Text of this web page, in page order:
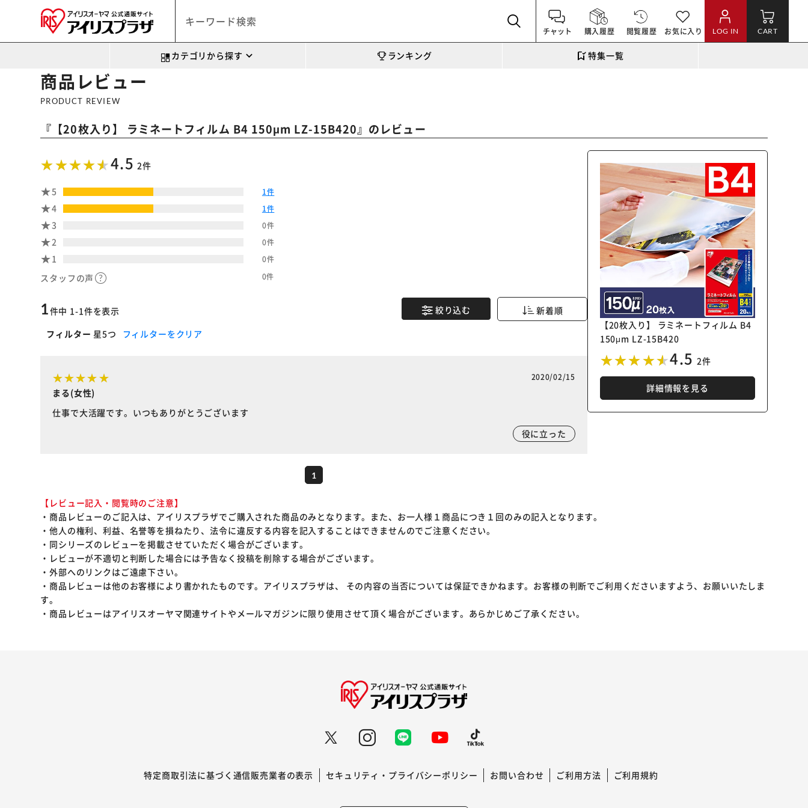
チャット 購入履歴 閲覧履歴 お気に入り LOG IN CART
カテゴリから探す ランキング 特集一覧
商品レビュー
PRODUCT REVIEW
『 【20枚入り】 ラミネートフィルム B4 150μm LZ-15B420』のレビュー
【20枚入り】 ラミネートフィルム B4
150μm LZ-15B420
4.5 2件
詳細情報を見る
4.5 2件
5 1件
4 1件
3 0件
2 0件
1 0件
スタッフの声 0件
絞り込む 新着順
1件中 1-1件を表示
フィルター 星5つ フィルターをクリア
2020/02/15
まる(女性)
仕事で大活躍です。いつもありがとうございます
役に立った
1
【レビュー記入・閲覧時のご注意】
・商品レビューのご記入は、アイリスプラザでご購入された商品のみとなります。また、お一人様１商品につき１回のみの記入となります。
・他人の権利、利益、名誉等を損ねたり、法令に違反する内容を記入することはできませんのでご注意ください。
・同シリーズのレビューを掲載させていただく場合がございます。
・レビューが不適切と判断した場合には予告なく投稿を削除する場合がございます。
・外部へのリンクはご遠慮下さい。
・商品レビューは他のお客様により書かれたものです。アイリスプラザは、 その内容の当否については保証できかねます。お客様の判断でご利用くださいますよう、お願いいたしま
す。
・商品レビューはアイリスオーヤマ関連サイトやメールマガジンに限り使用させて頂く場合がございます。あらかじめご了承ください。
特定商取引法に基づく通信販売業者の表示 セキュリティ・プライバシーポリシー お問い合わせ ご利用方法 ご利用規約
カートに入れる